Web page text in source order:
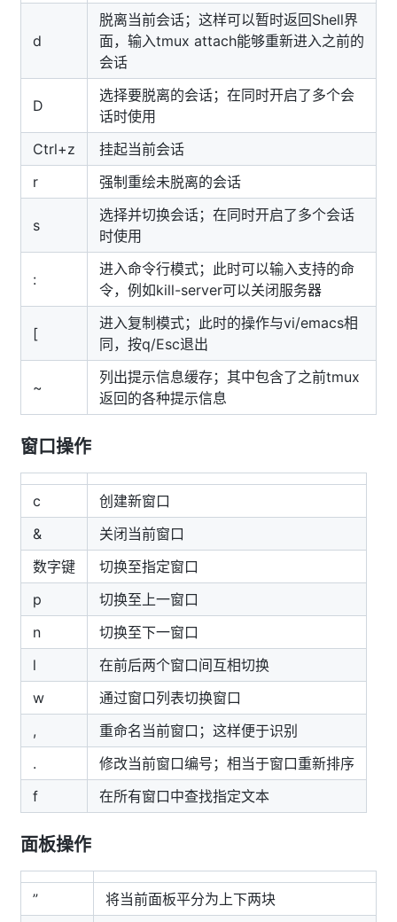
d
脱离当前会话；这样可以暂时返回Shell界
面，输入tmux attach能够重新进入之前的
会话
D
选择要脱离的会话；在同时开启了多个会
话时使用
Ctrl+z
挂起当前会话
r
强制重绘未脱离的会话
s
选择并切换会话；在同时开启了多个会话
时使用
:
进入命令行模式；此时可以输入支持的命
令，例如kill-server可以关闭服务器
[
进入复制模式；此时的操作与vi/emacs相
同，按q/Esc退出
~
列出提示信息缓存；其中包含了之前tmux
返回的各种提示信息
窗口操作
c
创建新窗口
&
关闭当前窗口
数字键
切换至指定窗口
p
切换至上一窗口
n
切换至下一窗口
l
在前后两个窗口间互相切换
w
通过窗口列表切换窗口
,
重命名当前窗口；这样便于识别
.
修改当前窗口编号；相当于窗口重新排序
f
在所有窗口中查找指定文本
面板操作
”
将当前面板平分为上下两块